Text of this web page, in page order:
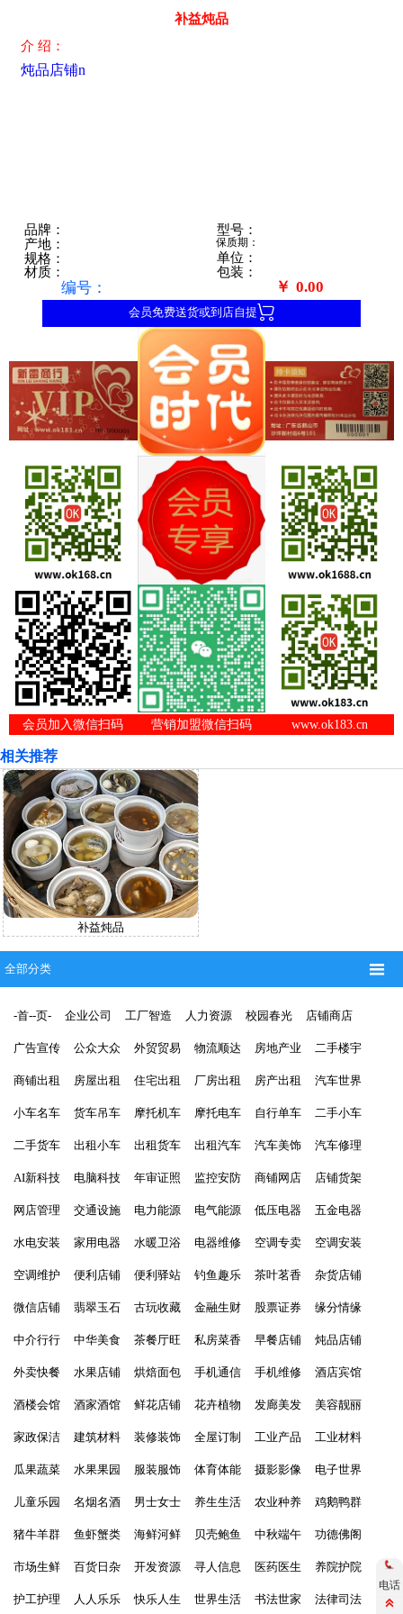
补益炖品
介 绍：
炖品店铺n
品牌：
型号：
产地：
保质期：
规格：
单位：
材质：
包装：
编号： ￥ 0.00
会员免费送货或到店自提 
会员加入微信扫码 营销加盟微信扫码 www.ok183.cn
相关推荐
补益炖品
全部分类 
-首--页- 企业公司 工厂智造 人力资源 校园春光 店铺商店
广告宣传 公众大众 外贸贸易 物流顺达 房地产业 二手楼宇
商铺出租 房屋出租 住宅出租 厂房出租 房产出租 汽车世界
小车名车 货车吊车 摩托机车 摩托电车 自行单车 二手小车
二手货车 出租小车 出租货车 出租汽车 汽车美饰 汽车修理
AI新科技 电脑科技 年审证照 监控安防 商铺网店 店铺货架
网店管理 交通设施 电力能源 电气能源 低压电器 五金电器
水电安装 家用电器 水暖卫浴 电器维修 空调专卖 空调安装
空调维护 便利店铺 便利驿站 钓鱼趣乐 茶叶茗香 杂货店铺
微信店铺 翡翠玉石 古玩收藏 金融生财 股票证券 缘分情缘
中介行行 中华美食 茶餐厅旺 私房菜香 早餐店铺 炖品店铺
外卖快餐 水果店铺 烘焙面包 手机通信 手机维修 酒店宾馆
酒楼会馆 酒家酒馆 鲜花店铺 花卉植物 发廊美发 美容靓丽
家政保洁 建筑材料 装修装饰 全屋订制 工业产品 工业材料
瓜果蔬菜 水果果园 服装服饰 体育体能 摄影影像 电子世界
儿童乐园 名烟名酒 男士女士 养生生活 农业种养 鸡鹅鸭群
猪牛羊群 鱼虾蟹类 海鲜河鲜 贝壳鲍鱼 中秋端午 功德佛阁
市场生鲜 百货日杂 开发资源 寻人信息 医药医生 养院护院
护工护理 人人乐乐 快乐人生 世界生活 书法世家 法律司法
电话
